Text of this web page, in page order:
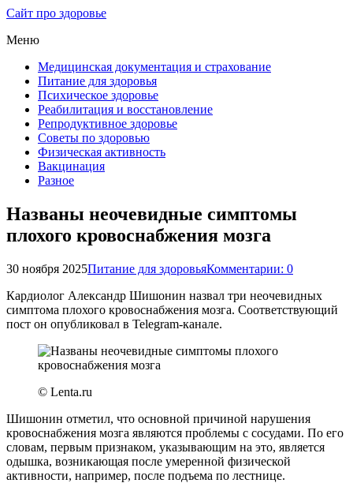
Сайт про здоровье
Меню
Медицинская документация и страхование
Питание для здоровья
Психическое здоровье
Реабилитация и восстановление
Репродуктивное здоровье
Советы по здоровью
Физическая активность
Вакцинация
Разное
Названы неочевидные симптомы
плохого кровоснабжения мозга
30 ноября 2025Питание для здоровьяКомментарии: 0
Кардиолог Александр Шишонин назвал три неочевидных
симптома плохого кровоснабжения мозга. Соответствующий
пост он опубликовал в Telegram-канале.
© Lenta.ru
Шишонин отметил, что основной причиной нарушения
кровоснабжения мозга являются проблемы с сосудами. По его
словам, первым признаком, указывающим на это, является
одышка, возникающая после умеренной физической
активности, например, после подъема по лестнице.